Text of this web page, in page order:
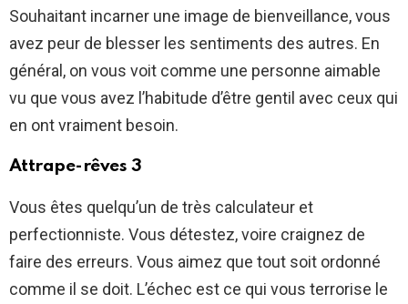
Souhaitant incarner une image de bienveillance, vous
avez peur de blesser les sentiments des autres. En
général, on vous voit comme une personne aimable
vu que vous avez l’habitude d’être gentil avec ceux qui
en ont vraiment besoin.
Attrape-rêves 3
Vous êtes quelqu’un de très calculateur et
perfectionniste. Vous détestez, voire craignez de
faire des erreurs. Vous aimez que tout soit ordonné
comme il se doit. L’échec est ce qui vous terrorise le